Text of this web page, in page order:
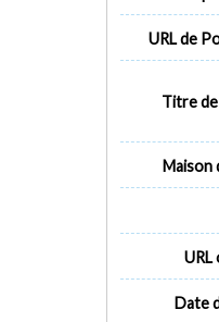
URL de
Titre
Maison
URL
Date